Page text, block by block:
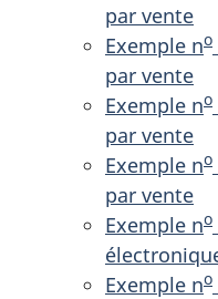
par vente
Exemple no
par vente
Exemple no
par vente
Exemple no
par vente
Exemple no
Exemple no